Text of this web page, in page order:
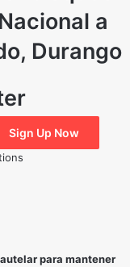
a
Durango
para mantener